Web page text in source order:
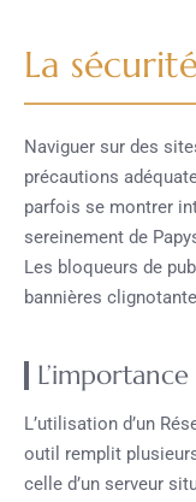
La
Naviguer sur des
précautions
parfois se montrer
sereinement de
Les bloqueurs de
bannières
L’utilisation d’un
outil remplit
celle d’un serveur